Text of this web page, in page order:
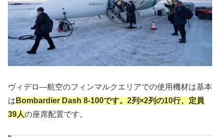
ヴィデロ―航空のフィンマルクエリアでの使用機材は基本
は Bombardier Dash 8-100です。2列×2列の10行、定員
39人の座席配置です。